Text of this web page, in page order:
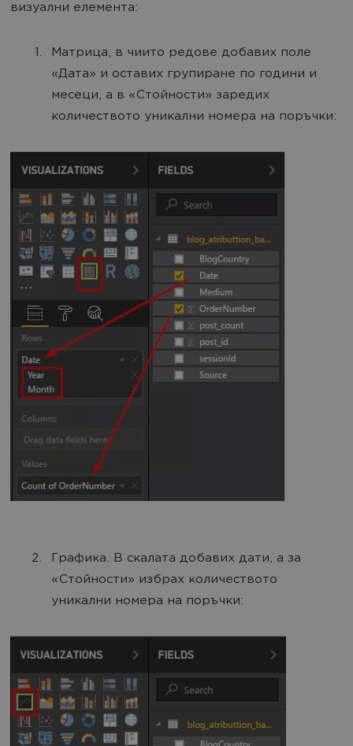
визуални елемента:
Матрица, в чиито редове добавих поле
«Дата» и оставих групиране по години и
месеци, а в «Стойности» заредих
количеството уникални номера на поръчки:
Графика. В скалата добавих дати, а за
«Стойности» избрах количеството
уникални номера на поръчки: